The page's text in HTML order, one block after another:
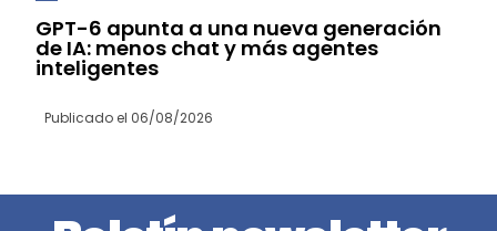
GPT-6 apunta a una nueva generación
de IA: menos chat y más agentes
inteligentes
Publicado el 06/08/2026